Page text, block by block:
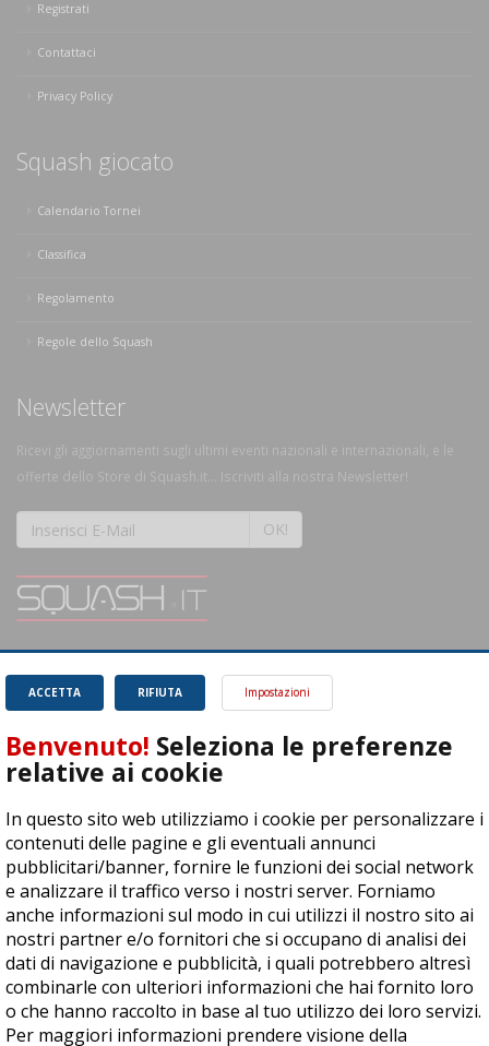
Registrati
Contattaci
Privacy Policy
Squash giocato
Calendario Tornei
Classifica
Regolamento
Regole dello Squash
Newsletter
Ricevi gli aggiornamenti sugli ultimi eventi nazionali e internazionali, e le
offerte dello Store di Squash.it... Iscriviti alla nostra Newsletter!
OK!
magnifico sport.
Leggi
RIFIUTA
ACCETTA Impostazioni
Benvenuto! Seleziona le preferenze
relative ai cookie
In questo sito web utilizziamo i cookie per personalizzare i
contenuti delle pagine e gli eventuali annunci
pubblicitari/banner, fornire le funzioni dei social network
e analizzare il traffico verso i nostri server. Forniamo
anche informazioni sul modo in cui utilizzi il nostro sito ai
nostri partner e/o fornitori che si occupano di analisi dei
dati di navigazione e pubblicità, i quali potrebbero altresì
combinarle con ulteriori informazioni che hai fornito loro
o che hanno raccolto in base al tuo utilizzo dei loro servizi.
Per maggiori informazioni prendere visione della
ASD Let's Sport - Via T. Olivelli 3, 25014 Castenedolo (BS) - P. Iva:
04278030988
© Copyright 2015 | All Rights Reserved - Powered byDynDevice
Privacy Policy Cookie Policy Accessibilità Sitemap